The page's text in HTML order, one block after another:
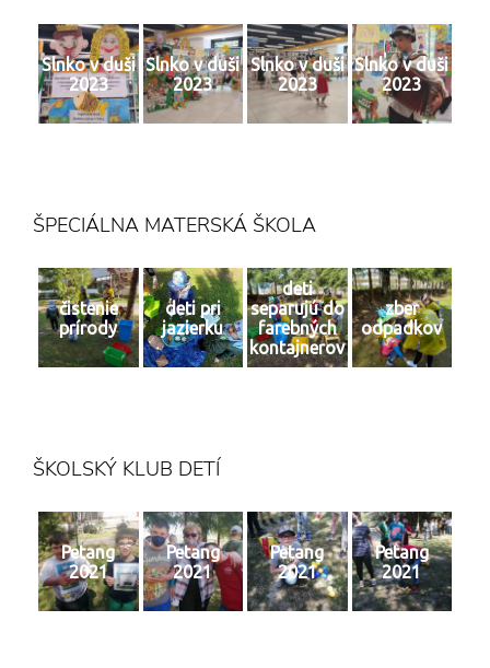
Slnko v duši
2023
Slnko v duši
2023
Slnko v duši
2023
Slnko v duši
2023
ŠPECIÁLNA MATERSKÁ ŠKOLA
čistenie
prírody
deti pri
jazierku
deti
separujú do
farebných
kontajnerov
zber
odpadkov
ŠKOLSKÝ KLUB DETÍ
Petang
2021
Petang
2021
Petang
2021
Petang
2021